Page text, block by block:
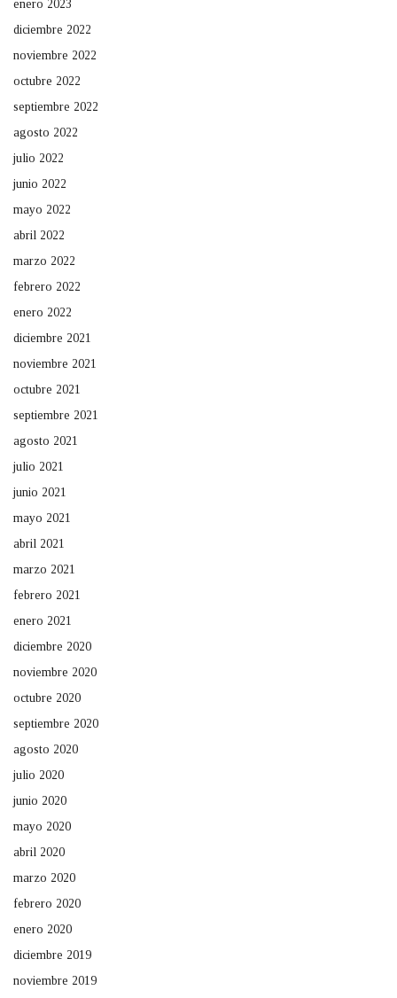
enero 2023
diciembre 2022
noviembre 2022
octubre 2022
septiembre 2022
agosto 2022
julio 2022
junio 2022
mayo 2022
abril 2022
marzo 2022
febrero 2022
enero 2022
diciembre 2021
noviembre 2021
octubre 2021
septiembre 2021
agosto 2021
julio 2021
junio 2021
mayo 2021
abril 2021
marzo 2021
febrero 2021
enero 2021
diciembre 2020
noviembre 2020
octubre 2020
septiembre 2020
agosto 2020
julio 2020
junio 2020
mayo 2020
abril 2020
marzo 2020
febrero 2020
enero 2020
diciembre 2019
noviembre 2019